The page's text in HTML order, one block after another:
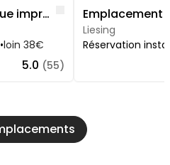
Emplacement avec vue imprenable
•loin 38€
Like
5.0 (55)
Liesing
Réservation